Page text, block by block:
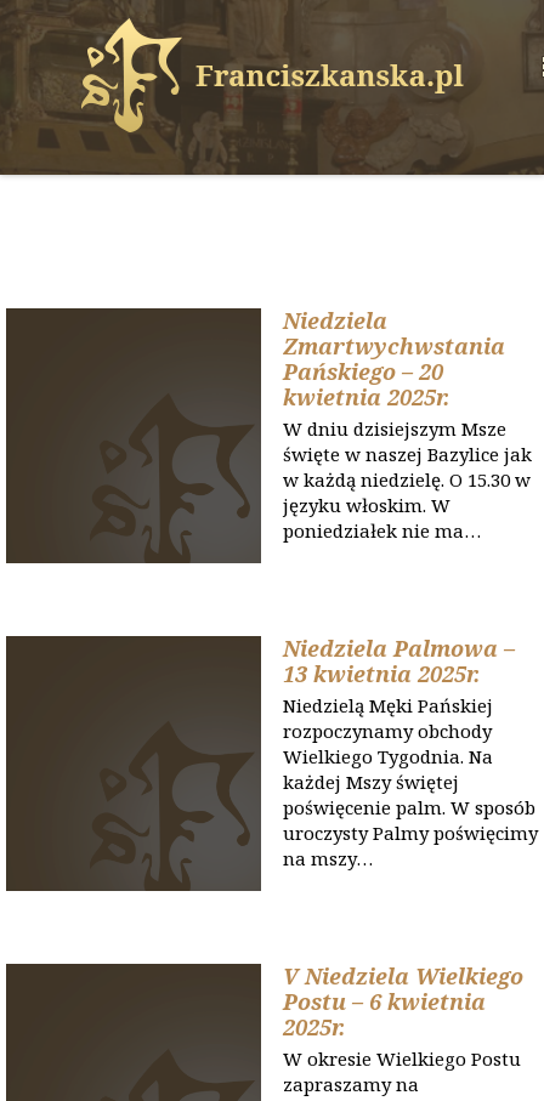
Niedziela
Zmartwychwstania
Pańskiego – 20
kwietnia 2025r.
W dniu dzisiejszym Msze
święte w naszej Bazylice jak
w każdą niedzielę. O 15.30 w
języku włoskim. W
poniedziałek nie ma…
Niedziela Palmowa –
13 kwietnia 2025r.
Niedzielą Męki Pańskiej
rozpoczynamy obchody
Wielkiego Tygodnia. Na
każdej Mszy świętej
poświęcenie palm. W sposób
uroczysty Palmy poświęcimy
na mszy…
V Niedziela Wielkiego
Postu – 6 kwietnia
2025r.
W okresie Wielkiego Postu
zapraszamy na